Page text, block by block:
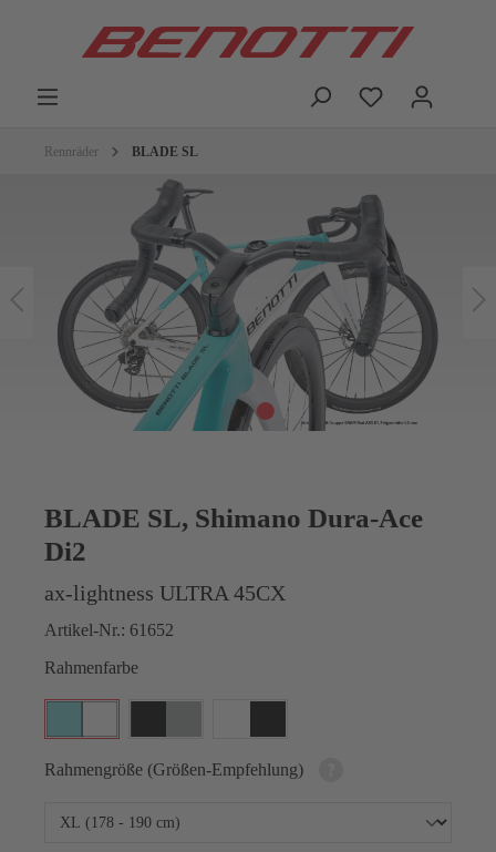
Rennräder BLADE SL
BLADE SL, Shimano Dura-Ace
Di2
ax-lightness ULTRA 45CX
Artikel-Nr.: 61652
Rahmenfarbe
Rahmengröße (Größen-Empfehlung)